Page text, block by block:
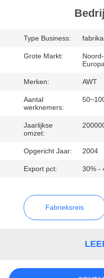
FABRIEK
NEEM
CONTACT
MET
ONS
NIEUWS
PRATEN.
Type Business:
Grote Markt:
Merken: AWT
Aantal
werknemers:
Jaarlijkse
omzet:
Opgericht Jaar: 2004
Export pct: 30% -
Fabrieksreis